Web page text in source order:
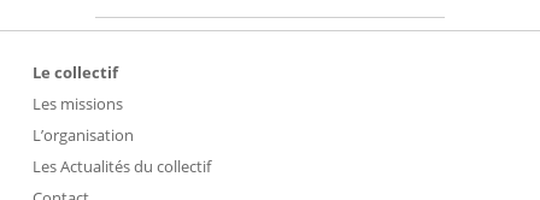
Le collectif
Les missions
L’organisation
Les Actualités du collectif